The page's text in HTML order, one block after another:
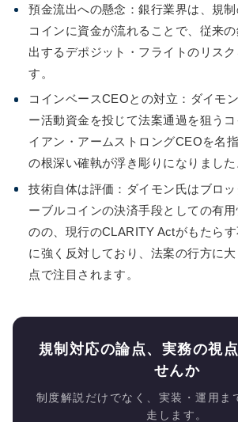
預金流出への懸念：銀行業界は、規
コインに資金が流れることで、従来
出するデポジット・フライトのリス
す。
コインベースCEOとの対立：ダイモ
ー活動資金を投じて法案通過を狙う
イアン・アームストロングCEOを名
の根深い確執が浮き彫りになりました
技術自体は評価：ダイモン氏はブロ
ーブルコインの決済手段としての有
のの、現行のCLARITY Actがもたら
に強く反対しており、法案の行方に
点で注目されます。
規制対応の論点、実務の視
せんか
制度解説だけでなく、実装・運用ま
走します。